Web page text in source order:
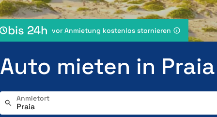
bis 24h vor Anmietung kostenlos stornieren
Auto mieten in Praia
Anmietort